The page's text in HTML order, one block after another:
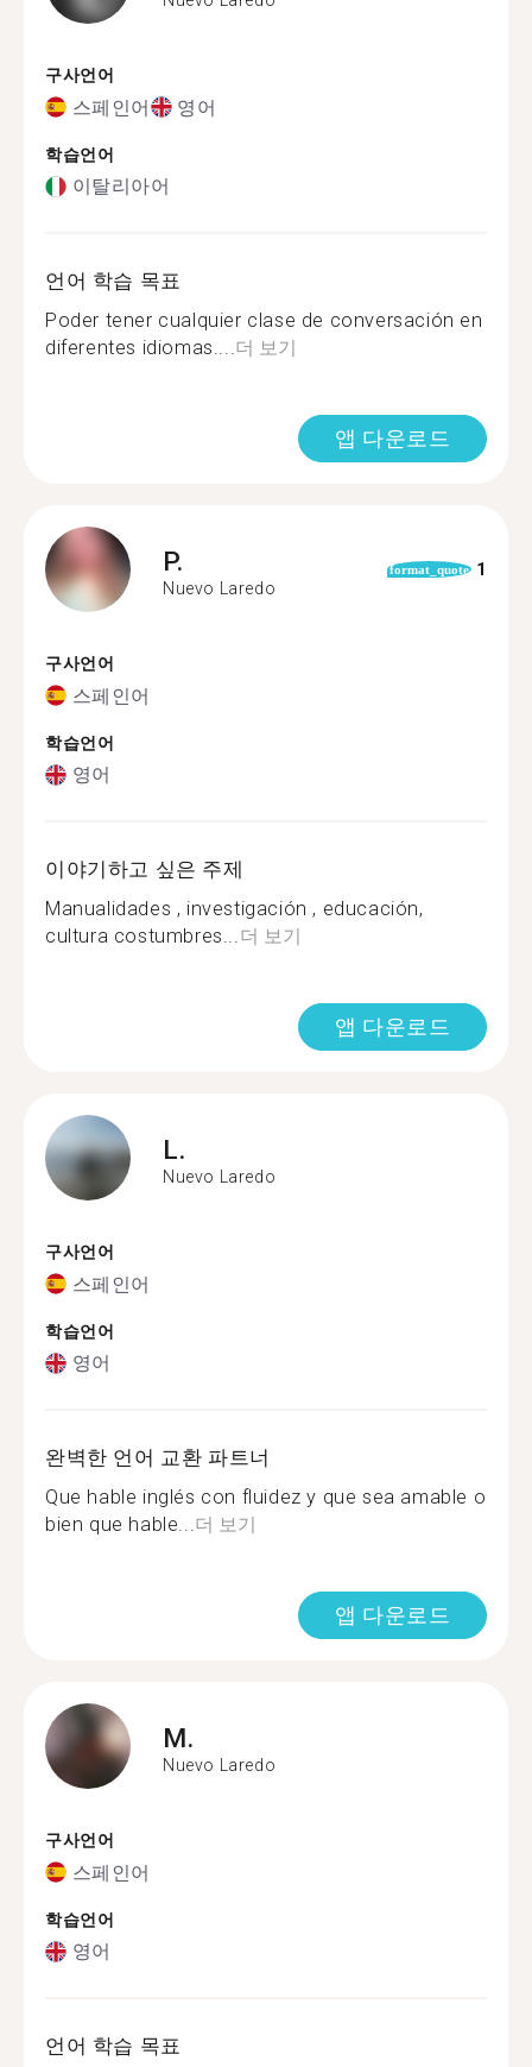
구사언어
스페인어 영어
학습언어
이탈리아어
언어 학습 목표
Poder tener cualquier clase de conversación en
diferentes idiomas....더 보기
앱 다운로드
P.
Nuevo Laredo
format_quote 1
구사언어
스페인어
학습언어
영어
이야기하고 싶은 주제
Manualidades , investigación , educación,
cultura costumbres...더 보기
앱 다운로드
L.
Nuevo Laredo
구사언어
스페인어
학습언어
영어
완벽한 언어 교환 파트너
Que hable inglés con fluidez y que sea amable o
bien que hable...더 보기
앱 다운로드
M.
Nuevo Laredo
구사언어
스페인어
학습언어
영어
언어 학습 목표